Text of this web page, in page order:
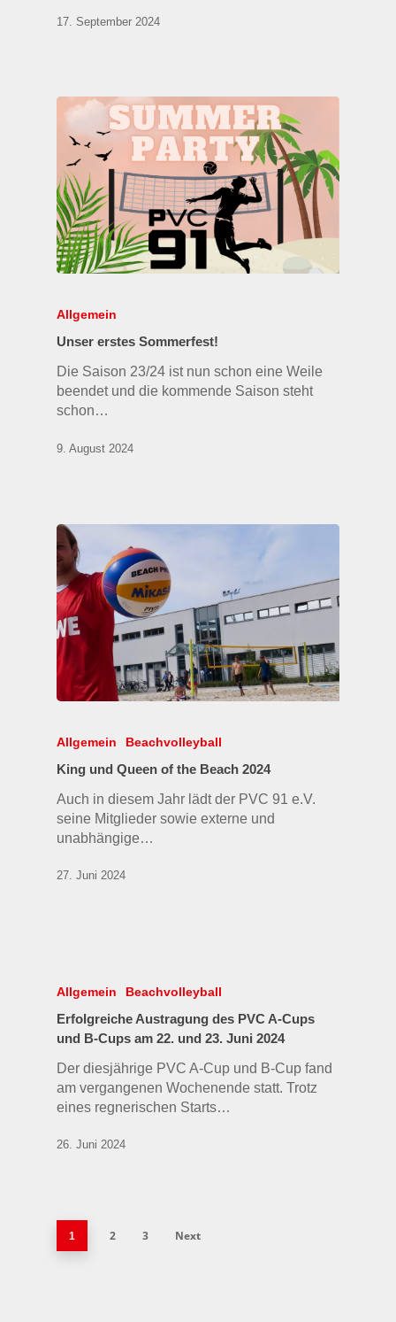
17. September 2024
Allgemein
Unser erstes Sommerfest!
Die Saison 23/24 ist nun schon eine Weile
beendet und die kommende Saison steht
schon…
9. August 2024
Allgemein Beachvolleyball
King und Queen of the Beach 2024
Auch in diesem Jahr lädt der PVC 91 e.V.
seine Mitglieder sowie externe und
unabhängige…
27. Juni 2024
Allgemein Beachvolleyball
Erfolgreiche Austragung des PVC A-Cups
und B-Cups am 22. und 23. Juni 2024
Der diesjährige PVC A-Cup und B-Cup fand
am vergangenen Wochenende statt. Trotz
eines regnerischen Starts…
26. Juni 2024
1 2 3 Next